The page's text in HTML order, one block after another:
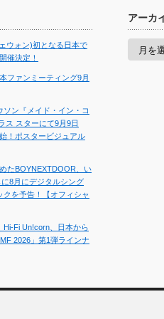
ウォン)初となる日本で
催決定！
ファンミーティング9月
ソン『メイド・イン・コ
ス スターにて9月9日
！ポスタービジュアル
たBOYNEXTDOOR、い
8月にデジタルシング
クを予告！【オフィシャ
Hi-Fi Un!corn、日本から
2026」第1弾ラインナ
アーカ
ア